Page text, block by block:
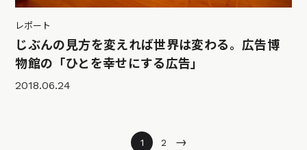
レポート
じぶんの見方を変えれば世界は変わる。広告博
物館の「ひとを幸せにする広告」
2018.06.24
1 2 →